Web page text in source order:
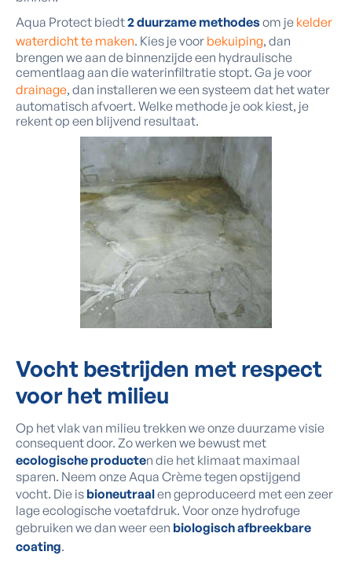
Aqua Protect biedt2 duurzame methodesom je kelder
waterdicht te maken. Kies je voor bekuiping, dan
brengen we aan de binnenzijde een hydraulische
cementlaag aan die waterinfiltratie stopt. Ga je voor
drainage, dan installeren we een systeem dat het water
automatisch afvoert. Welke methode je ook kiest, je
rekent op een blijvend resultaat.
Vocht bestrijden met respect
voor het milieu
Op het vlak van milieu trekken we onze duurzame visie
consequent door. Zo werken we bewust met
ecologische producten die het klimaat maximaal
sparen. Neem onze Aqua Crème tegen opstijgend
vocht. Die is bioneutraalen geproduceerd met een zeer
lage ecologische voetafdruk. Voor onze hydrofuge
gebruiken we dan weer een biologisch afbreekbare
coating.